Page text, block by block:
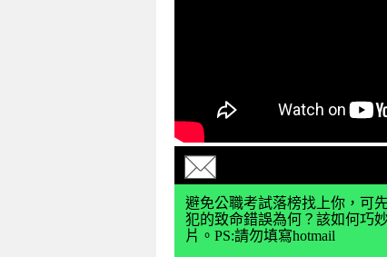
避免公職考試落榜找上你，可
犯的致命錯誤為何？該如何巧
片。PS:請勿填寫hotmail